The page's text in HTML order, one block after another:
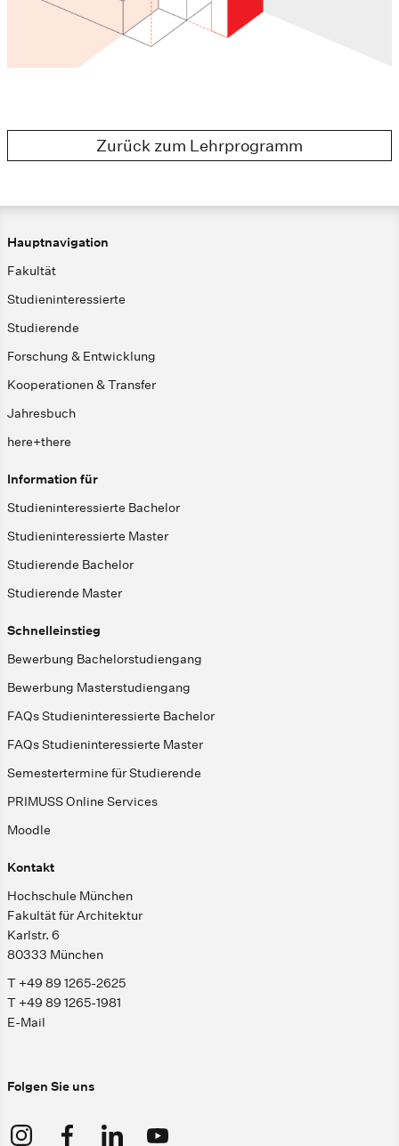
Zurück zum Lehrprogramm
Hauptnavigation
Fakultät
Studieninteressierte
Studierende
Forschung & Entwicklung
Kooperationen & Transfer
Jahresbuch
here+there
Information für
Studieninteressierte Bachelor
Studieninteressierte Master
Studierende Bachelor
Studierende Master
Schnelleinstieg
Bewerbung Bachelorstudiengang
Bewerbung Masterstudiengang
FAQs Studieninteressierte Bachelor
FAQs Studieninteressierte Master
Semestertermine für Studierende
PRIMUSS Online Services
Moodle
Kontakt
Hochschule München
Fakultät für Architektur
Karlstr. 6
80333 München
T +49 89 1265-2625
T +49 89 1265-1981
E-Mail
Folgen Sie uns